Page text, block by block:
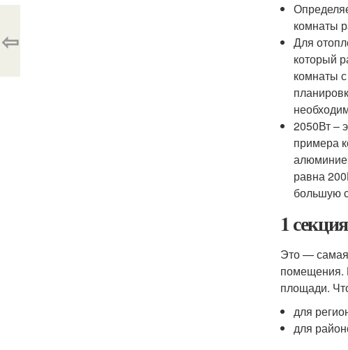
комнаты
Для
который
комнаты
2050Вт –
примера
равна
большую
1
Это — самая
помещения.
площади.
для
для
⇦